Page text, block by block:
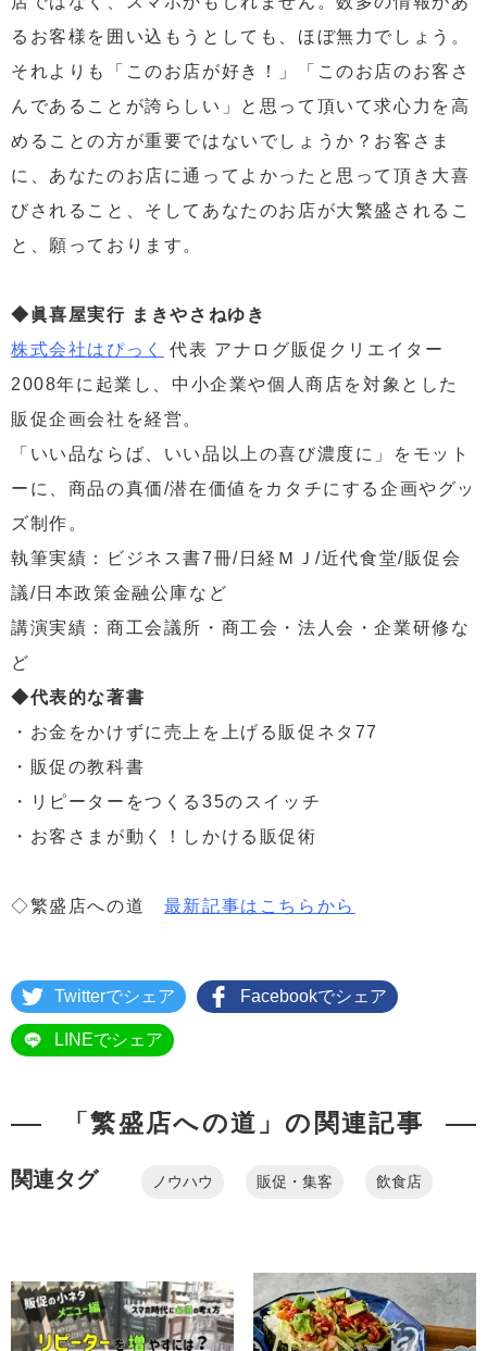
るお客様を囲い込もうとしても、ほぼ無力でしょう。
それよりも「このお店が好き！」「このお店のお客さ
んであることが誇らしい」と思って頂いて求心力を高
めることの方が重要ではないでしょうか？お客さま
に、あなたのお店に通ってよかったと思って頂き大喜
びされること、そしてあなたのお店が大繁盛されるこ
と、願っております。
◆眞喜屋実行 まきやさねゆき
株式会社はぴっく
代表 アナログ販促クリエイター
2008年に起業し、中小企業や個人商店を対象とした
販促企画会社を経営。
「いい品ならば、いい品以上の喜び濃度に」をモット
ーに、商品の真価/潜在価値をカタチにする企画やグッ
ズ制作。
執筆実績：ビジネス書7冊/日経ＭＪ/近代食堂/販促会
議/日本政策金融公庫など
講演実績：商工会議所・商工会・法人会・企業研修な
ど
◆代表的な著書
・お金をかけずに売上を上げる販促ネタ77
・販促の教科書
・リピーターをつくる35のスイッチ
・お客さまが動く！しかける販促術
◇繁盛店への道 最新記事はこちらから
Twitterでシェア Facebookでシェア
LINEでシェア
「繁盛店への道」の関連記事
関連タグ ノウハウ 販促・集客 飲食店